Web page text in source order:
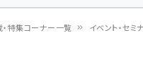
・特集コーナー一覧 イベント・セミ